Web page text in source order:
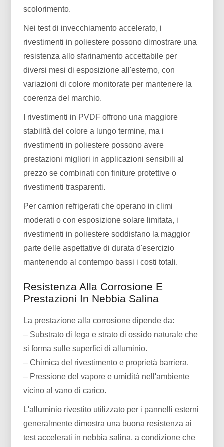
scolorimento.
Nei test di invecchiamento accelerato, i
rivestimenti in poliestere possono dimostrare una
resistenza allo sfarinamento accettabile per
diversi mesi di esposizione all'esterno, con
variazioni di colore monitorate per mantenere la
coerenza del marchio.
I rivestimenti in PVDF offrono una maggiore
stabilità del colore a lungo termine, ma i
rivestimenti in poliestere possono avere
prestazioni migliori in applicazioni sensibili al
prezzo se combinati con finiture protettive o
rivestimenti trasparenti.
Per camion refrigerati che operano in climi
moderati o con esposizione solare limitata, i
rivestimenti in poliestere soddisfano la maggior
parte delle aspettative di durata d'esercizio
mantenendo al contempo bassi i costi totali.
Resistenza Alla Corrosione E
Prestazioni In Nebbia Salina
La prestazione alla corrosione dipende da:
– Substrato di lega e strato di ossido naturale che
si forma sulle superfici di alluminio.
– Chimica del rivestimento e proprietà barriera.
– Pressione del vapore e umidità nell'ambiente
vicino al vano di carico.
L'alluminio rivestito utilizzato per i pannelli esterni
generalmente dimostra una buona resistenza ai
test accelerati in nebbia salina, a condizione che